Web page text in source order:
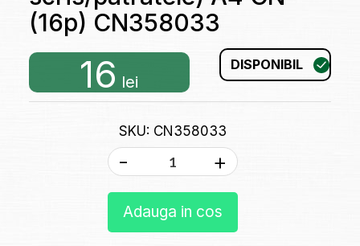
(16p) CN358033
16 lei
DISPONIBIL
SKU: CN358033
- +
Adauga in cos